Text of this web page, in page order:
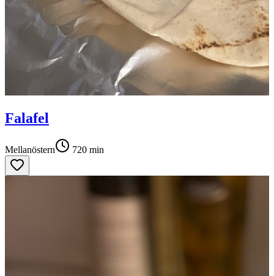
Falafel
Mellanöstern 720 min